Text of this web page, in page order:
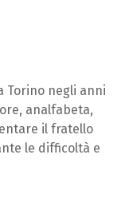
Torino negli anni
analfabeta,
il fratello
le difficoltà e